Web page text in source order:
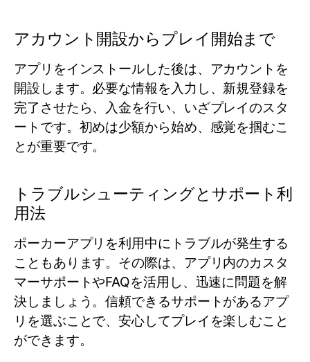
アカウント開設からプレイ開始まで
アプリをインストールした後は、アカウントを
開設します。必要な情報を入力し、新規登録を
完了させたら、入金を行い、いざプレイのスタ
ートです。初めは少額から始め、感覚を掴むこ
とが重要です。
トラブルシューティングとサポート利
用法
ポーカーアプリを利用中にトラブルが発生する
こともあります。その際は、アプリ内のカスタ
マーサポートやFAQを活用し、迅速に問題を解
決しましょう。信頼できるサポートがあるアプ
リを選ぶことで、安心してプレイを楽しむこと
ができます。